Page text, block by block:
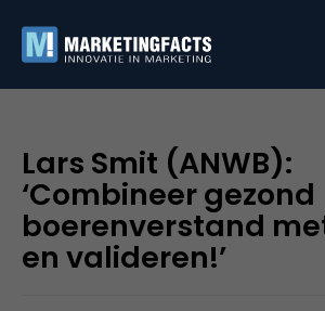
Lars Smit (ANWB):
‘Combineer gezond
boerenverstand
en valideren!’